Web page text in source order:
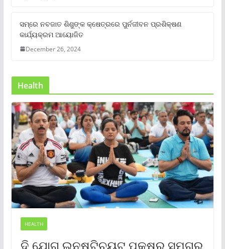
ସମ୍‌ରେ ନବଜାତ ଶିଶୁଙ୍କ କ୍ଷେତ୍ରରେ ପୁର୍ନଜୀବନ ପ୍ରଶିକ୍ଷଣ
କାର୍ଯ୍ୟକ୍ରମ ଆୟୋଜିତ
December 26, 2024
Health
HEALTH
ଦି ଯୋଗ ଇନଷ୍ଟିଚ୍ୟୁଟ୍ ପକ୍ଷରୁ ସମଗ୍ର